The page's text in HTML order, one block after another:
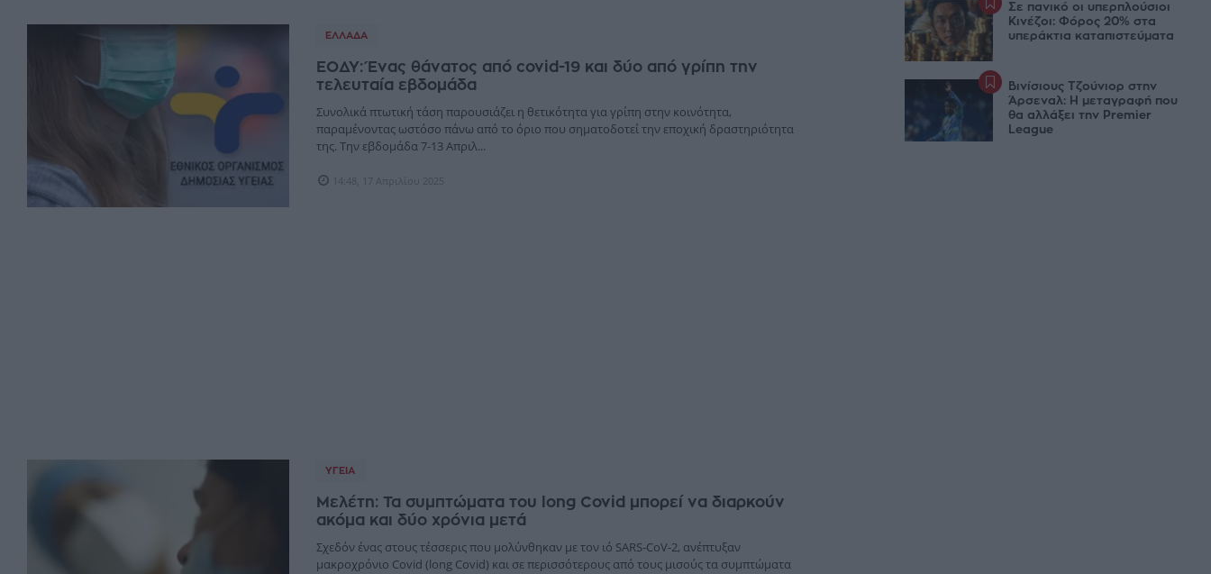
ΕΛΛΆΔΑ
ΕΟΔΥ: Ένας θάνατος από covid-19 και δύο από γρίπη την
τελευταία εβδομάδα
Συνολικά πτωτική τάση παρουσιάζει η θετικότητα για γρίπη στην κοινότητα,
παραμένοντας ωστόσο πάνω από το όριο που σηματοδοτεί την εποχική δραστηριότητα
της. Την εβδομάδα 7-13 Απριλ...
14:48, 17 Απριλίου 2025
ΥΓΕΊΑ
Μελέτη: Τα συμπτώματα του long Covid μπορεί να διαρκούν
ακόμα και δύο χρόνια μετά
Σχεδόν ένας στους τέσσερις που μολύνθηκαν με τον ιό SARS-CoV-2, ανέπτυξαν
μακροχρόνιο Covid (long Covid) και σε περισσότερους από τους μισούς τα συμπτώματα
Σε πανικό οι υπερπλούσιοι
Κινέζοι: Φόρος 20% στα
υπεράκτια καταπιστεύματα
Βινίσιους Τζούνιορ στην
Άρσεναλ: Η μεταγραφή που
θα αλλάξει την Premier
League